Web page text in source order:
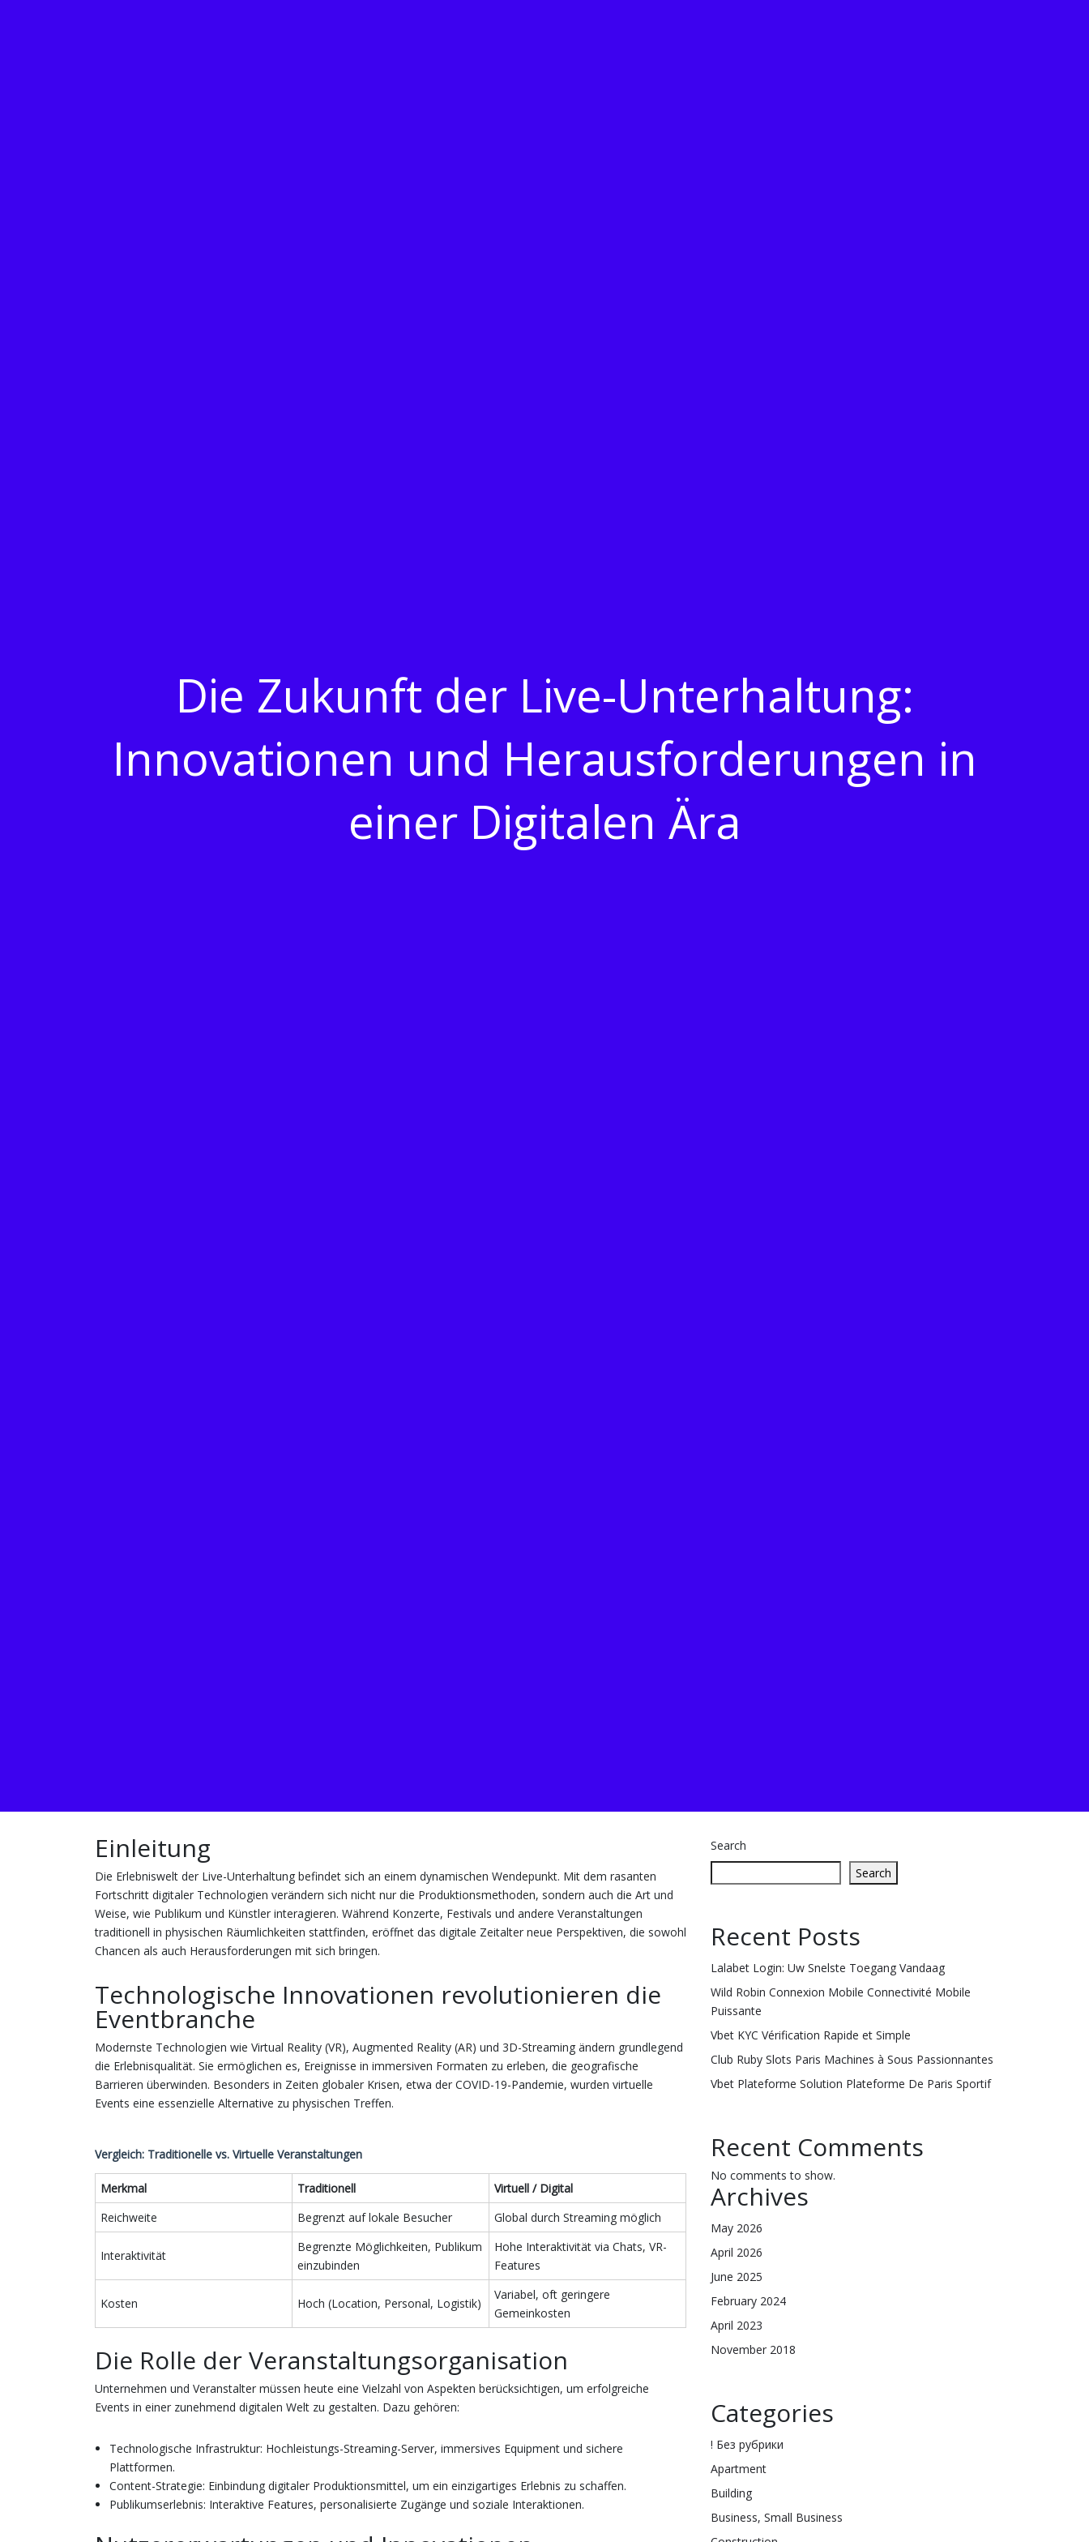
Die Zukunft der Live-Unterhaltung:
Innovationen und Herausforderungen in
einer Digitalen Ära
Einleitung
Die Erlebniswelt der Live-Unterhaltung befindet sich an einem dynamischen Wendepunkt. Mit dem rasanten
Fortschritt digitaler Technologien verändern sich nicht nur die Produktionsmethoden, sondern auch die Art und
Weise, wie Publikum und Künstler interagieren. Während Konzerte, Festivals und andere Veranstaltungen
traditionell in physischen Räumlichkeiten stattfinden, eröffnet das digitale Zeitalter neue Perspektiven, die sowohl
Chancen als auch Herausforderungen mit sich bringen.
Technologische Innovationen revolutionieren die
Eventbranche
Modernste Technologien wie Virtual Reality (VR), Augmented Reality (AR) und 3D-Streaming ändern grundlegend
die Erlebnisqualität. Sie ermöglichen es, Ereignisse in immersiven Formaten zu erleben, die geografische
Barrieren überwinden. Besonders in Zeiten globaler Krisen, etwa der COVID-19-Pandemie, wurden virtuelle
Events eine essenzielle Alternative zu physischen Treffen.
Vergleich: Traditionelle vs. Virtuelle Veranstaltungen
Merkmal Traditionell
Virtuell / Digital
Reichweite
Begrenzt auf lokale Besucher Global durch Streaming möglich
Interaktivität
Begrenzte Möglichkeiten, Publikum
einzubinden
Hohe Interaktivität via Chats, VR-
Features
Kosten Hoch (Location, Personal, Logistik)
Variabel, oft geringere
Gemeinkosten
Die Rolle der Veranstaltungsorganisation
Unternehmen und Veranstalter müssen heute eine Vielzahl von Aspekten berücksichtigen, um erfolgreiche
Events in einer zunehmend digitalen Welt zu gestalten. Dazu gehören:
Technologische Infrastruktur: Hochleistungs-Streaming-Server, immersives Equipment und sichere
Plattformen.
Content-Strategie: Einbindung digitaler Produktionsmittel, um ein einzigartiges Erlebnis zu schaffen.
Publikumserlebnis: Interaktive Features, personalisierte Zugänge und soziale Interaktionen.
Search
Search
Recent Posts
Lalabet Login: Uw Snelste Toegang Vandaag
Wild Robin Connexion Mobile Connectivité Mobile
Puissante
Vbet KYC Vérification Rapide et Simple
Club Ruby Slots Paris Machines à Sous Passionnantes
Vbet Plateforme Solution Plateforme De Paris Sportif
Recent Comments
No comments to show.
Archives
May 2026
April 2026
June 2025
February 2024
April 2023
November 2018
Categories
! Без рубрики
Apartment
Building
Business, Small Business